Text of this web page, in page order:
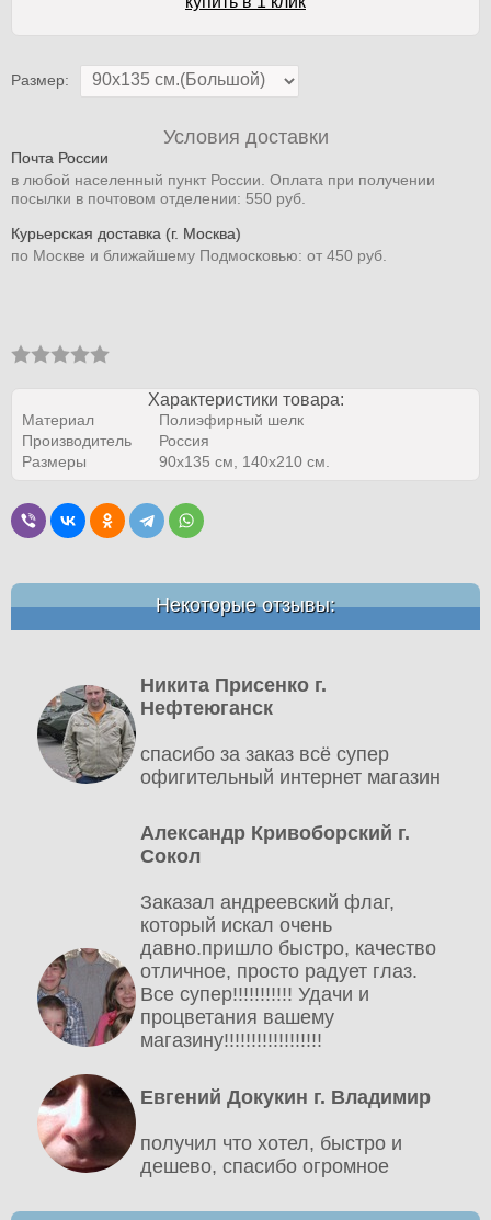
Размер:
Условия доставки
Почта России
в любой населенный пункт России. Оплата при получении
посылки в почтовом отделении: 550 руб.
Курьерская доставка (г. Москва)
по Москве и ближайшему Подмосковью: от 450 руб.
Характеристики товара:
Материал
Полиэфирный шелк
Производитель
Россия
Размеры
90х135 см, 140х210 см.
Некоторые отзывы:
Никита Присенко г.
Нефтеюганск
спасибо за заказ всё супер
офигительный интернет магазин
Александр Кривоборский г.
Сокол
Заказал андреевский флаг,
который искал очень
давно.пришло быстро, качество
отличное, просто радует глаз.
Все супер!!!!!!!!!!! Удачи и
процветания вашему
магазину!!!!!!!!!!!!!!!!!!
Евгений Докукин г. Владимир
получил что хотел, быстро и
дешево, спасибо огромное